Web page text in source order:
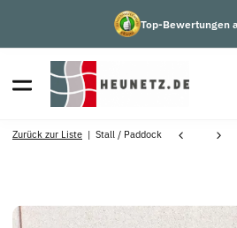
Top-Bewertungen
Zurück zur Liste Stall / Paddock